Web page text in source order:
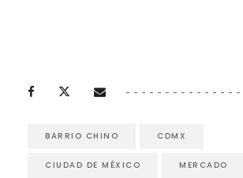
BARRIO CHINO CDMX
CIUDAD DE MÉXICO MERCADO